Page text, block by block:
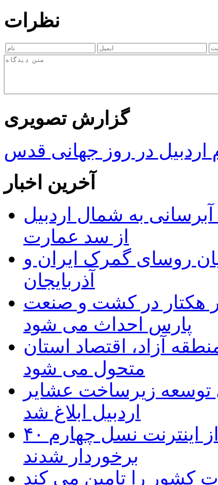
نظرات
گزارش تصویری
در روز جهانی قدس
آخرین اخبار
ماده ۲۳ طرح آبرسانی به شمال اردبیل
از سد عمارت
روسای گمرک ایران و
آذربایجان
هکتار در کشت و صنعت
پارس احداث می شود
آزاد، اقتصاد استان
متحول می شود
برای توسعه زیرساخت عشایر
اردبیل ابلاغ شد
۴۰ روستای شهرستان گِرمی از اینترنت نسل چهارم
برخوردار شدند